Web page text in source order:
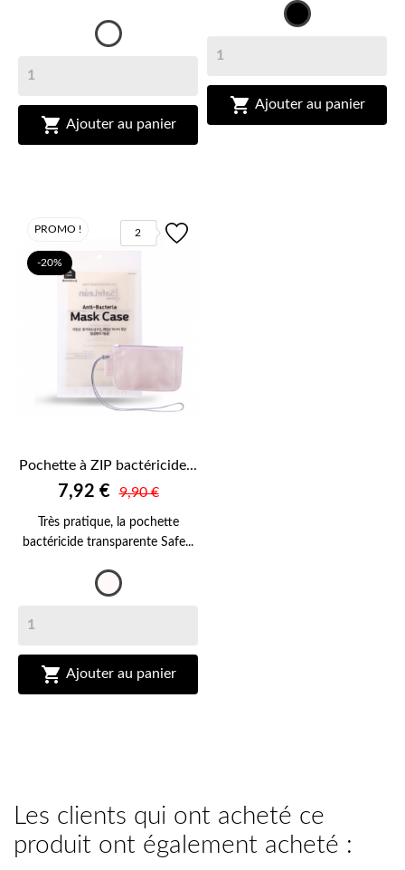
Blanc
 Ajouter au panier
Noir
 Ajouter au panier
2
PROMO !
-20%
Pochette à ZIP bactéricide...
7,92 € 9,90 €
Très pratique, la pochette
bactéricide transparente Safe...
Transparent
 Ajouter au panier
Les clients qui ont acheté ce
produit ont également acheté :